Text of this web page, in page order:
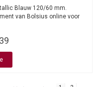
Blauw 120/60 mm.
van Bolsius online voor